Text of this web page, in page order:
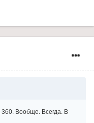
360. Вообще. Всегда. В